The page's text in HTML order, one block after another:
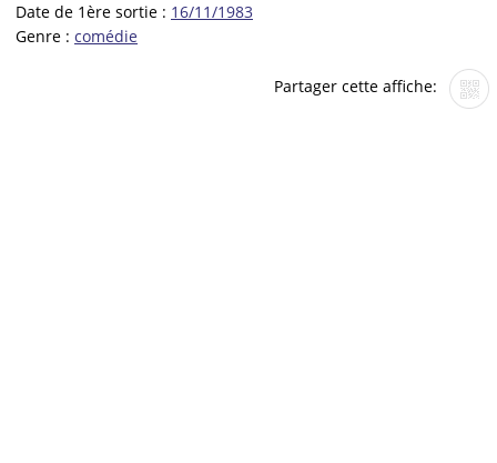
Date de 1ère sortie : 16/11/1983
Genre : comédie
Partager cette affiche: